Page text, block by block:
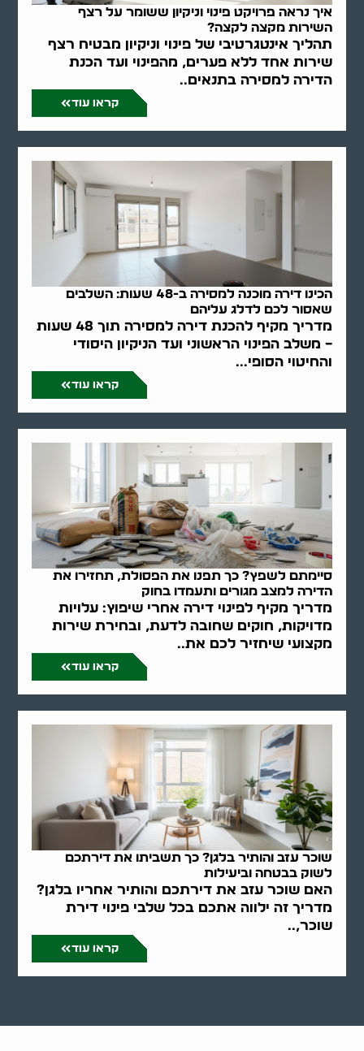
איך נראה פרויקט פינוי וניקיון ששומר על רצף
השירות מקצה לקצה?
תהליך אינטגרטיבי של פינוי וניקיון מבטיח רצף
שירות אחד ללא פערים, מהפינוי ועד הכנת
הדירה למסירה בתנאים..
קראו עוד
הכינו דירה מוכנה למסירה ב-48 שעות: השלבים
שאסור לכם לדלג עליהם
מדריך מקיף להכנת דירה למסירה תוך 48 שעות
– משלב הפינוי הראשוני ועד הניקיון היסודי
והחיטוי הסופי...
קראו עוד
סיימתם לשפץ? כך תפנו את הפסולת, תחזירו את
הדירה למצב מגורים ותעמדו בחוק
מדריך מקיף לפינוי דירה אחרי שיפוץ: עלויות
מדויקות, חוקים שחובה לדעת, ובחירת שירות
מקצועי שיחזיר לכם את..
קראו עוד
שוכר עזב והותיר בלגן? כך תשביתו את דירתכם
לשוק בבטחה וביעילות
האם שוכר עזב את דירתכם והותיר אחריו בלגן?
מדריך זה ילווה אתכם בכל שלבי פינוי דירת
שוכר,..
קראו עוד